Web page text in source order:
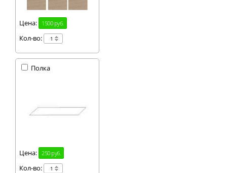
Цена: 1500 руб.
Кол-во:
Полка
Цена: 250 руб.
Кол-во: